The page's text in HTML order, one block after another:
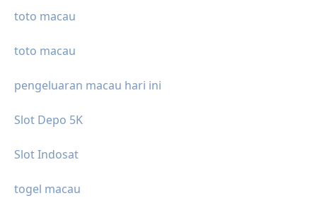
toto macau
toto macau
pengeluaran macau hari ini
Slot Depo 5K
Slot Indosat
togel macau